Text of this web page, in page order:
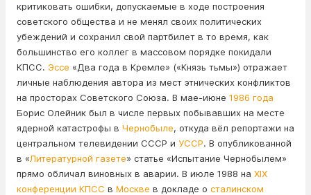
критиковать ошибки, допускаемые в ходе построения
советского общества и не менял своих политических
убеждений и сохранил свой партбилет в то время, как
большинство его коллег в массовом порядке покидали
КПСС. Эссе «Два года в Кремле» («Князь тьмы») отражает
личные наблюдения автора из мест этнических конфликтов
на просторах Советского Союза. В мае-июне 1986 года
Борис Олейник был в числе первых побывавших на месте
ядерной катастрофы в Чернобыле, откуда вёл репортажи на
центральном телевидении СССР и УССР. В опубликованной
в «Литературной газете» статье «Испытание Чернобылем»
прямо обличал виновных в аварии. В июле 1988 на XIX
конференции КПСС в Москве в докладе о сталинском